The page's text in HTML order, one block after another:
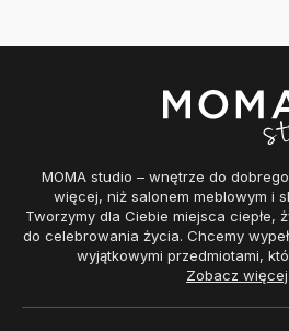
MOMA studio – wnętrze do
więcej, niż salonem meblowym i
Tworzymy dla Ciebie miejsca ciepłe,
do celebrowania życia. Chcemy
wyjątkowymi przedmiotami,
Zobacz więcej